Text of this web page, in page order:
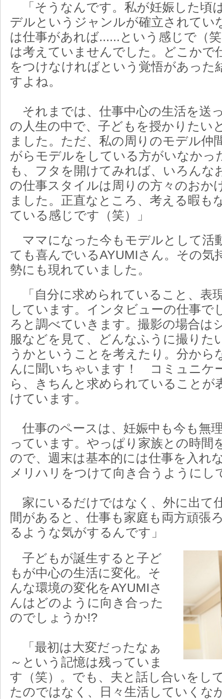
「そうなんです。私が妊娠した頃
デルというジャンルが確立されてい
は仕事があれば......という感じで（
は考えていませんでした。どこかで
をつけなければという覚悟があった
すよね。
それまでは、仕事中心の生活を送
の人生の中で、子どもを授かりたい
ました。ただ、私の周りのモデル仲
がらモデルをしている方がいなかっ
も、フタを開けてみれば、いろんな
の仕事スタイルは周りの方々のおか
ました。正直なところ、考える暇も
ている感じです（笑）」
ママになった今もモデルとして活
ても喜んでいるAYUMIさん。その気
勢にも現れていました。
「自分に求められていること、表
しています。インタビューの仕事で
ろと調べていきます。撮影の場合は
服などを見て、どんなふうに撮りた
うかということを考えたり。分から
んに聞いちゃいます！ コミュニケ
ら、きちんと求められていることが
けています。
仕事のペースは、妊娠中も今も無
っています。やっぱり家族との時間
ので、週末は基本的には仕事を入れ
メリハリをつけて向き合うようにし
家にいるだけではなく、外に出て
間があると、仕事も家庭も両方頑張
るような気がするんです」
子どもが誕生すると子ど
もが中心の生活に変化。そ
んな環境の変化をAYUMIさ
んはどのように向き合った
のでしょうか!?
「最初は大変だったなぁ
～という記憶は残っていま
す（笑）。でも、夫と話し合いをし
たのではなく、日々生活していくな